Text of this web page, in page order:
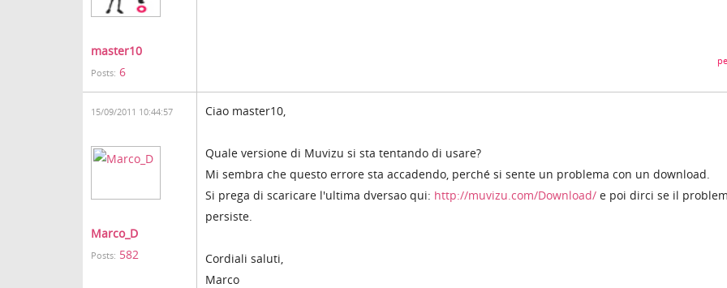
master10
Posts: 6
15/09/2011 10:44:57
Marco_D
Posts: 582
Ciao master10,
Quale versione di Muvizu si sta tentando di usare?
Mi sembra che questo errore sta accadendo, perché si sente un problema con un download.
Si prega di scaricare l'ultima dversao qui: http://muvizu.com/Download/ e poi dirci se il
persiste.
Cordiali saluti,
Marco